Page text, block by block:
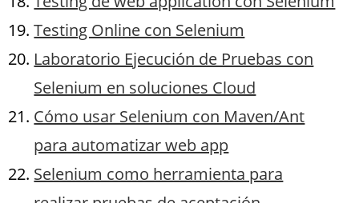
Testing Online con Selenium
Laboratorio Ejecución de Pruebas con
Selenium en soluciones Cloud
Cómo usar Selenium con Maven/Ant
para automatizar web app
Selenium como herramienta para